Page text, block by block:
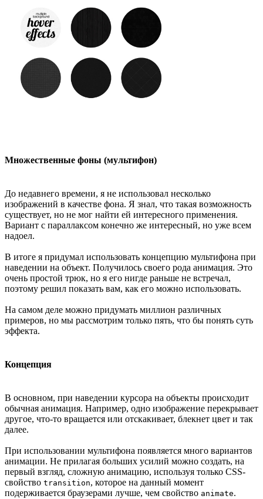
Множественные фоны (мультифон)
До недавнего времени, я не использовал несколько
изображений в качестве фона. Я знал, что такая возможность
существует, но не мог найти ей интересного применения.
Вариант с параллаксом конечно же интересный, но уже всем
надоел.
В итоге я придумал использовать концепцию мультифона при
наведении на объект. Получилось своего рода анимация. Это
очень простой трюк, но я его нигде раньше не встречал,
поэтому решил показать вам, как его можно использовать.
На самом деле можно придумать миллион различных
примеров, но мы рассмотрим только пять, что бы понять суть
эффекта.
Концепция
В основном, при наведении курсора на объекты происходит
обычная анимация. Например, одно изображение перекрывает
другое, что-то вращается или отскакивает, блекнет цвет и так
далее.
При использовании мультифона появляется много вариантов
анимации. Не прилагая больших усилий можно создать, на
первый взгляд, сложную анимацию, используя только CSS-
свойство transition, которое на данный момент
подерживается браузерами лучше, чем свойство animate.